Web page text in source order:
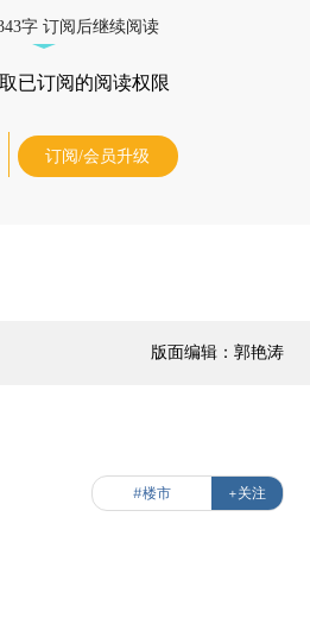
字 订阅后继续阅读
已订阅的阅读权限
订阅/会员升级
版面编辑：郭艳涛
#楼市 +关注